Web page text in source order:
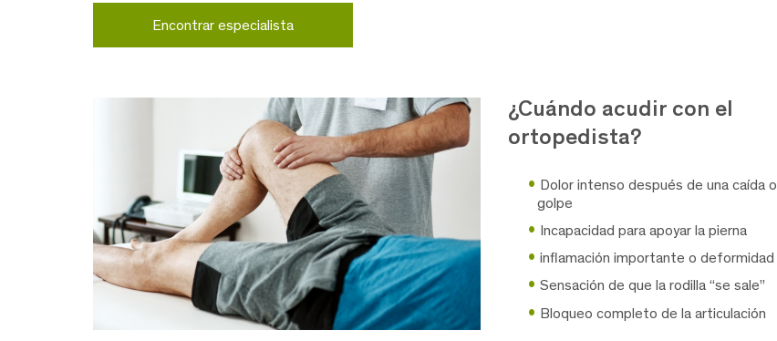
Encontrar especialista
¿Cuándo acudir con el
ortopedista?
Dolor intenso después de una caída o
golpe
Incapacidad para apoyar la pierna
inflamación importante o deformidad
Sensación de que la rodilla “se sale”
Bloqueo completo de la articulación